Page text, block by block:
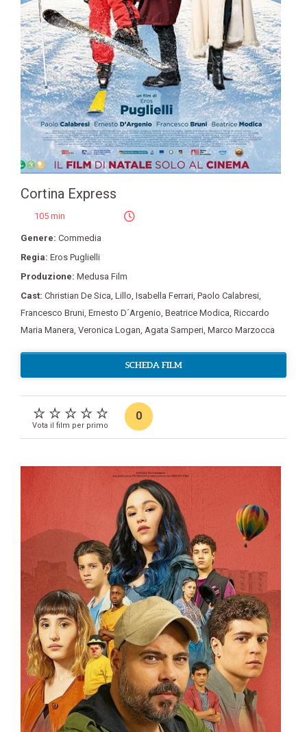
Cortina Express
105 min
Genere: Commedia
Regia: Eros Puglielli
Produzione: Medusa Film
Cast: Christian De Sica, Lillo, Isabella Ferrari, Paolo Calabresi,
Francesco Bruni, Ernesto D´Argenio, Beatrice Modica, Riccardo
Maria Manera, Veronica Logan, Agata Samperi, Marco Marzocca
SCHEDA FILM
Vota il film per primo
0